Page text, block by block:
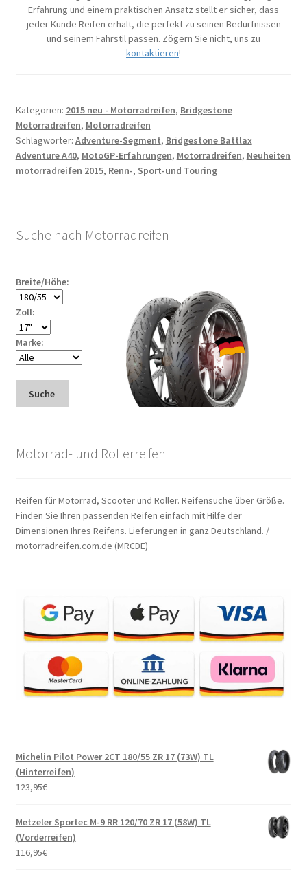
Erfahrung und einem praktischen Ansatz stellt er sicher, dass
jeder Kunde Reifen erhält, die perfekt zu seinen Bedürfnissen
und seinem Fahrstil passen. Zögern Sie nicht, uns zu
kontaktieren!
Kategorien: 2015 neu - Motorradreifen, Bridgestone
Motorradreifen, Motorradreifen
Schlagwörter: Adventure-Segment, Bridgestone Battlax
Adventure A40, MotoGP-Erfahrungen, Motorradreifen, Neuheiten
motorradreifen 2015, Renn-, Sport-und Touring
Suche nach Motorradreifen
Breite/Höhe:
Zoll:
Marke:
Suche
Motorrad- und Rollerreifen
Reifen für Motorrad, Scooter und Roller. Reifensuche über Größe.
Finden Sie Ihren passenden Reifen einfach mit Hilfe der
Dimensionen Ihres Reifens. Lieferungen in ganz Deutschland. /
motorradreifen.com.de (MRCDE)
Michelin Pilot Power 2CT 180/55 ZR 17 (73W) TL
(Hinterreifen)
123,95€
Metzeler Sportec M-9 RR 120/70 ZR 17 (58W) TL
(Vorderreifen)
116,95€